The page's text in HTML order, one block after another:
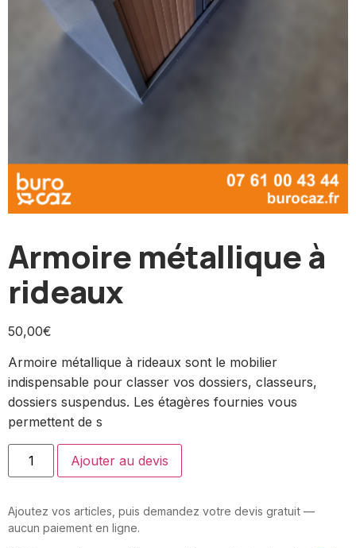
Armoire métallique à
rideaux
50,00€
Armoire métallique à rideaux sont le mobilier
indispensable pour classer vos dossiers, classeurs,
dossiers suspendus. Les étagères fournies vous
permettent de s
Ajouter au devis
Ajoutez vos articles, puis demandez votre devis gratuit —
aucun paiement en ligne.